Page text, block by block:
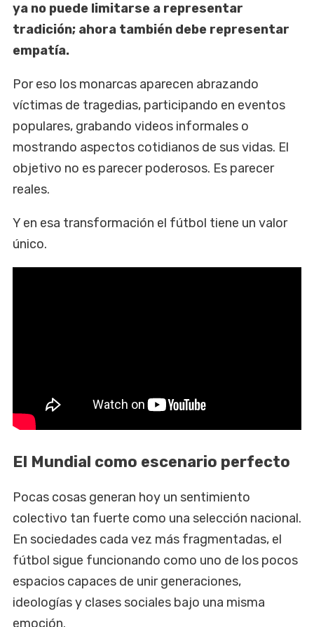
ya no puede limitarse a representar
tradición; ahora también debe representar
empatía.
Por eso los monarcas aparecen abrazando
víctimas de tragedias, participando en eventos
populares, grabando videos informales o
mostrando aspectos cotidianos de sus vidas. El
objetivo no es parecer poderosos. Es parecer
reales.
Y en esa transformación el fútbol tiene un valor
único.
El Mundial como escenario perfecto
Pocas cosas generan hoy un sentimiento
colectivo tan fuerte como una selección nacional.
En sociedades cada vez más fragmentadas, el
fútbol sigue funcionando como uno de los pocos
espacios capaces de unir generaciones,
ideologías y clases sociales bajo una misma
emoción.